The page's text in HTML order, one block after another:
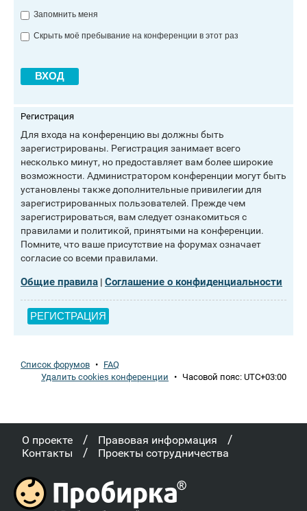
Запомнить меня
Скрыть моё пребывание на конференции в этот раз
Регистрация
Для входа на конференцию вы должны быть
зарегистрированы. Регистрация занимает всего
несколько минут, но предоставляет вам более широкие
возможности. Администратором конференции могут быть
установлены также дополнительные привилегии для
зарегистрированных пользователей. Прежде чем
зарегистрироваться, вам следует ознакомиться с
правилами и политикой, принятыми на конференции.
Помните, что ваше присутствие на форумах означает
согласие со всеми правилами.
Общие правила | Соглашение о конфиденциальности
РЕГИСТРАЦИЯ
Список форумов • FAQ
Удалить cookies конференции • Часовой пояс: UTC+03:00
О проекте / Правовая информация /
Контакты / Проекты сотрудничества